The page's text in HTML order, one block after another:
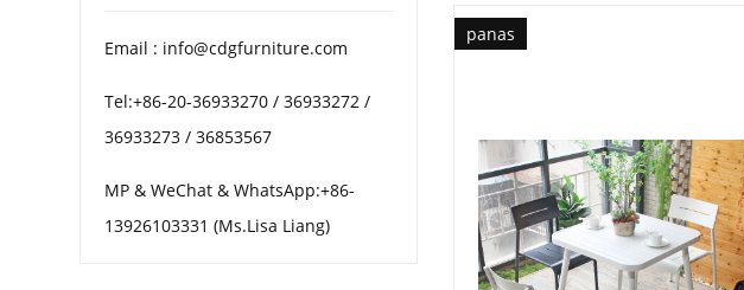
panas
Email : info@cdgfurniture.com
Tel:+86-20-36933270 / 36933272 /
36933273 / 36853567
MP & WeChat & WhatsApp:+86-
13926103331 (Ms.Lisa Liang)